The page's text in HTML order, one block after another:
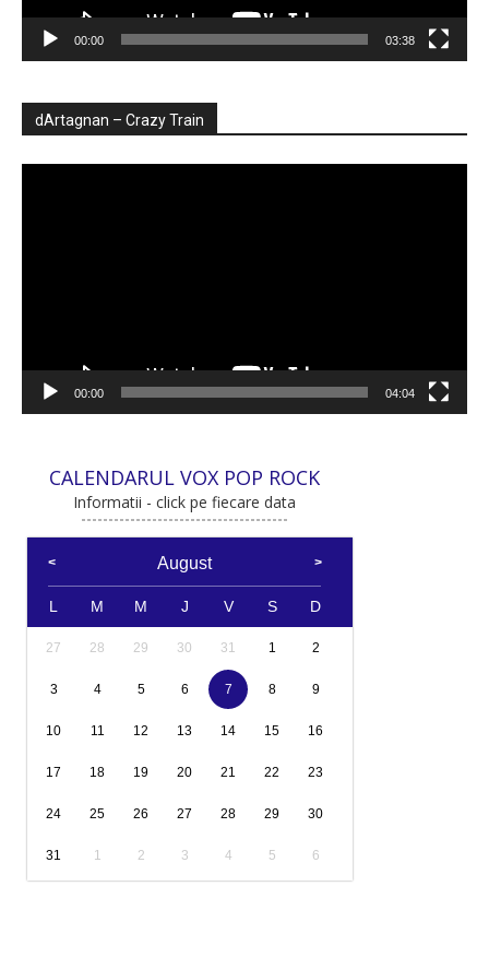
00:00 03:38
dArtagnan – Crazy Train
00:00 04:04
CALENDARUL VOX POP ROCK
Informatii - click pe fiecare data
August
L M M J V S D
27 28 29 30 31 1 2
3 4 5 6 7 8 9
10 11 12 13 14 15 16
17 18 19 20 21 22 23
24 25 26 27 28 29 30
31 1 2 3 4 5 6